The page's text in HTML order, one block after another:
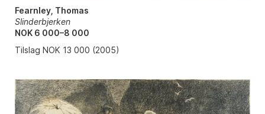
Fearnley, Thomas
Slinderbjerken
NOK 6 000–8 000
Tilslag NOK 13 000 (2005)